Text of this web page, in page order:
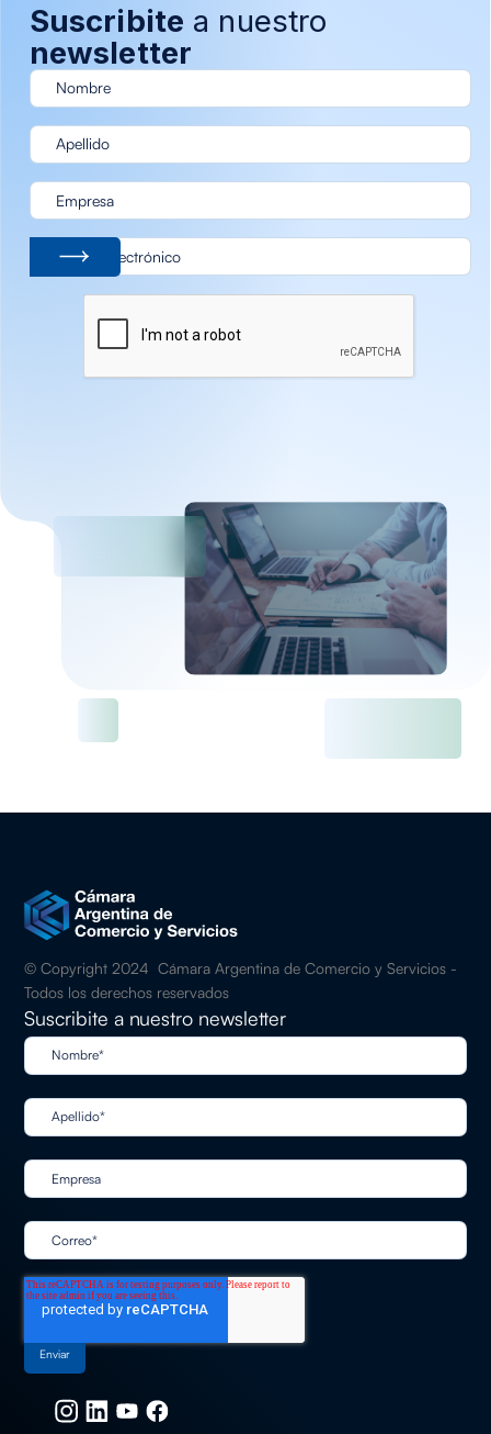
Suscribite a nuestro
newsletter
© Copyright 2024 Cámara Argentina de Comercio y Servicios -
Todos los derechos reservados
Suscribite a nuestro newsletter